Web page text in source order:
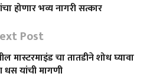
होणार भव्य नागरी सत्कार
Post
मास्टरमाइंड चा तातडीने शोध घ्यावा
यांची मागणी